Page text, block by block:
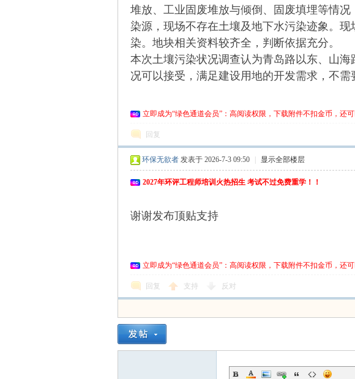
环
堆放、工业固废堆放与倾倒、固废填埋等情
染源，现场不存在土壤及地下水污染迹象。
染。地块相关资料较齐全，判断依据充分。
本次土壤污染状况调查认为青岛路以东、山
况可以接受，满足建设用地的开发需求，不
立即成为“绿色通道会员”：高阅读权限，下载附件不扣金币，还可
回复
环保无欲者 发表于 2026-7-3 09:50 显示全部楼层
2027年环评工程师培训火热招生 考试不过免费重学！！
谢谢发布顶贴支持
立即成为“绿色通道会员”：高阅读权限，下载附件不扣金币，还可
回复 支持 反对